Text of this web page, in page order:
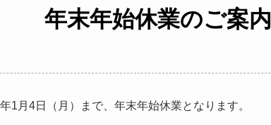
年末年始休業のご案内
1月4日（月）まで、年末年始休業となります。